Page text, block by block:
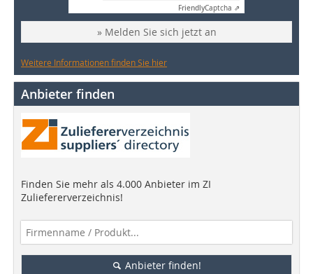
FriendlyCaptcha ⇗
» Melden Sie sich jetzt an
Weitere Informationen finden Sie hier
Anbieter finden
Finden Sie mehr als 4.000 Anbieter im ZI
Zuliefererverzeichnis!
Anbieter finden!